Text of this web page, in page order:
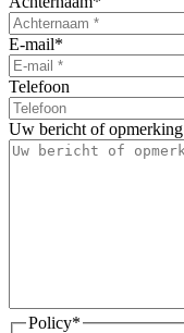
E-mail*
Telefoon
Uw bericht of opmerking
Policy*